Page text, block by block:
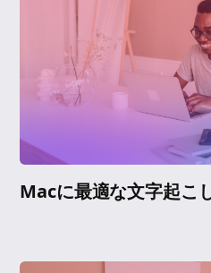
Macに最適な文字起こ